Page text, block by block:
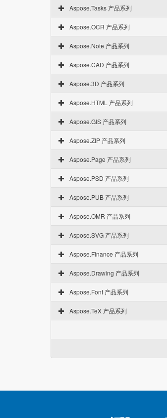
Aspose.Tasks 产品系列
Aspose.OCR 产品系列
Aspose.Note 产品系列
Aspose.CAD 产品系列
Aspose.3D 产品系列
Aspose.HTML 产品系列
Aspose.GIS 产品系列
Aspose.ZIP 产品系列
Aspose.Page 产品系列
Aspose.PSD 产品系列
Aspose.PUB 产品系列
Aspose.OMR 产品系列
Aspose.SVG 产品系列
Aspose.Finance 产品系列
Aspose.Drawing 产品系列
Aspose.Font 产品系列
Aspose.TeX 产品系列